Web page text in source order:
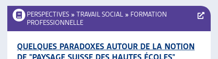
PERSPECTIVES » TRAVAIL SOCIAL » FORMATION
PROFESSIONNELLE
QUELQUES PARADOXES AUTOUR DE LA NOTION
DE "PAYSAGE SUISSE DES HAUTES ÉCOLES"